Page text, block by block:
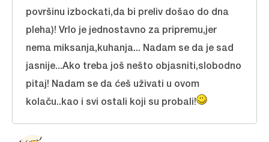
površinu izbockati,da bi preliv došao do dna
pleha)! Vrlo je jednostavno za pripremu,jer
nema miksanja,kuhanja... Nadam se da je sad
jasnije...Ako treba još nešto objasniti,slobodno
pitaj! Nadam se da ćeš uživati u ovom
kolaču..kao i svi ostali koji su probali!